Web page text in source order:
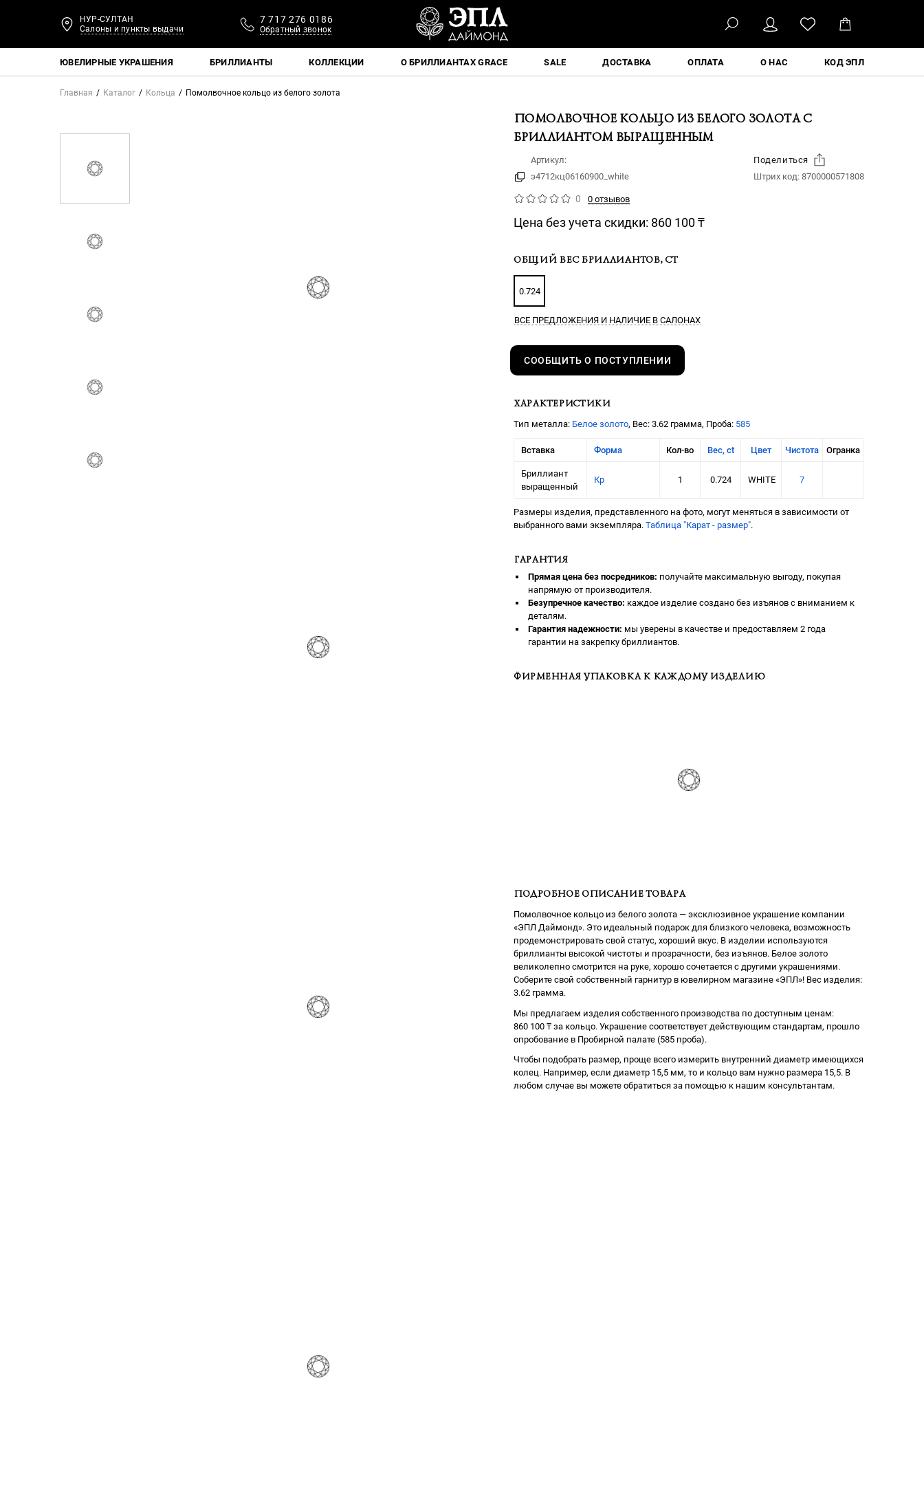
НУР-СУЛТАН
Салоны и пункты выдачи
7 717 276 0186
Обратный звонок
ЮВЕЛИРНЫЕ УКРАШЕНИЯ БРИЛЛИАНТЫ КОЛЛЕКЦИИ О БРИЛЛИАНТАХ GRACE SALE ДОСТАВКА ОПЛАТА О НАС КОД ЭПЛ
Главная Каталог Кольца Помолвочное кольцо из белого золота
ПОМОЛВОЧНОЕ КОЛЬЦО ИЗ БЕЛОГО ЗОЛОТА С
БРИЛЛИАНТОМ ВЫРАЩЕННЫМ
Артикул:
э4712кц06160900_white
Поделиться
Штрих код: 8700000571808
0 0 отзывов
Цена без учета скидки: 860 100₸
ОБЩИЙ ВЕС БРИЛЛИАНТОВ, CT
0.724
ВСЕ ПРЕДЛОЖЕНИЯ И НАЛИЧИЕ В САЛОНАХ
СООБЩИТЬ О ПОСТУПЛЕНИИ
ХАРАКТЕРИСТИКИ
Тип металла: Белое золото, Вес: 3.62 грамма, Проба: 585
Вставка Форма Кол-во Вес, ct Цвет Чистота Огранка
Бриллиант
выращенный
Кр 1 0.724 WHITE 7
Размеры изделия, представленного на фото, могут меняться в зависимости от
выбранного вами экземпляра. Таблица "Карат - размер".
ГАРАНТИЯ
Прямая цена без посредников: получайте максимальную выгоду, покупая
напрямую от производителя.
Безупречное качество: каждое изделие создано без изъянов с вниманием к
деталям.
Гарантия надежности: мы уверены в качестве и предоставляем 2 года
гарантии на закрепку бриллиантов.
ФИРМЕННАЯ УПАКОВКА К КАЖДОМУ ИЗДЕЛИЮ
ПОДРОБНОЕ ОПИСАНИЕ ТОВАРА
Помолвочное кольцо из белого золота — эксклюзивное украшение компании
«ЭПЛ Даймонд». Это идеальный подарок для близкого человека, возможность
продемонстрировать свой статус, хороший вкус. В изделии используются
бриллианты высокой чистоты и прозрачности, без изъянов. Белое золото
великолепно смотрится на руке, хорошо сочетается с другими украшениями.
Соберите свой собственный гарнитур в ювелирном магазине «ЭПЛ»! Вес изделия:
3.62 грамма.
Мы предлагаем изделия собственного производства по доступным ценам:
860 100 ₸ за кольцо. Украшение соответствует действующим стандартам, прошло
опробование в Пробирной палате (585 проба).
Чтобы подобрать размер, проще всего измерить внутренний диаметр имеющихся
колец. Например, если диаметр 15,5 мм, то и кольцо вам нужно размера 15,5. В
любом случае вы можете обратиться за помощью к нашим консультантам.